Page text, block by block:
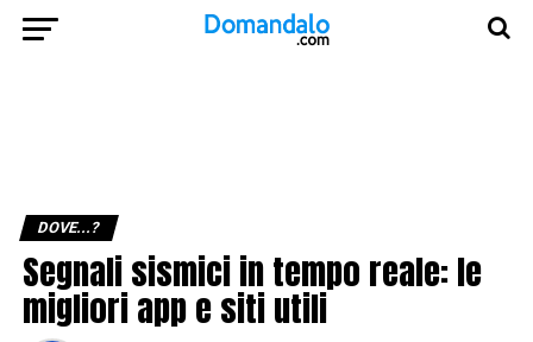
DOVE...?
Segnali sismici in tempo reale: le
migliori app e siti utili